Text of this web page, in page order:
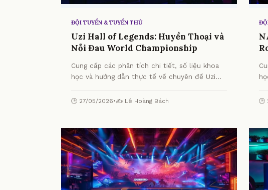
ĐỘI TUYỂN & TUYỂN THỦ
Uzi Hall of Legends: Huyền Thoại và
Nỗi Đau World Championship
Cung cấp các phân tích chi tiết, số liệu khoa
học và hướng dẫn thực tế về chuyên đề Uzi
World Championship từ chuyên gia.
🕒 27/05/2026•✍️ Lê Hoàng Bách 🕒